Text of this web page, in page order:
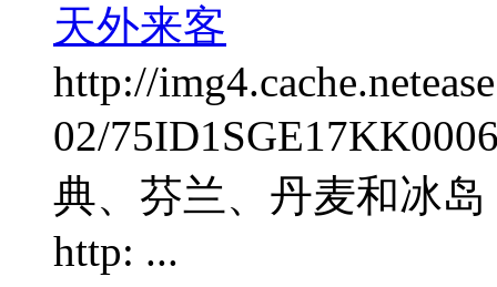
天外来客
http://
02/
典、芬兰、丹麦和冰
http: ...